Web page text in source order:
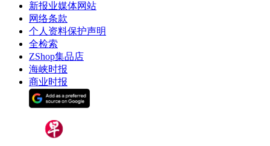
新报业媒体网站
网络条款
个人资料保护声明
全检索
ZShop集品店
海峡时报
商业时报